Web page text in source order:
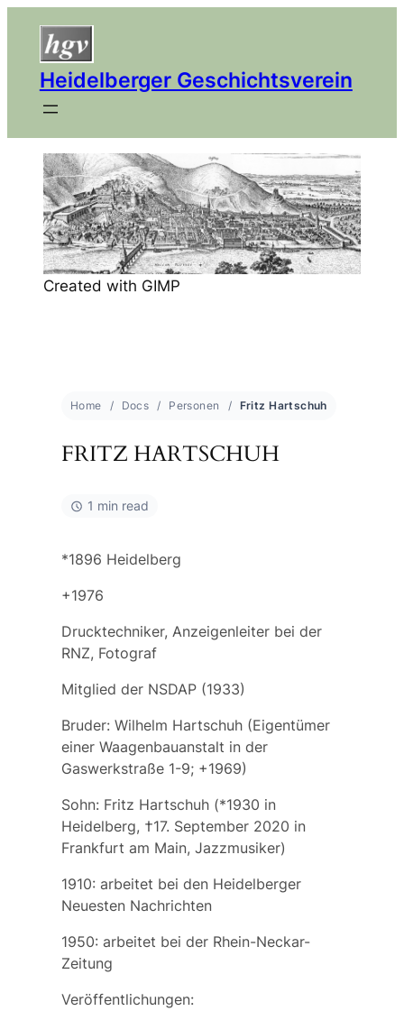
Heidelberger Geschichtsverein
Created with GIMP
Home Docs Personen Fritz Hartschuh
FRITZ HARTSCHUH
1 min read
*1896 Heidelberg
+1976
Drucktechniker, Anzeigenleiter bei der
RNZ, Fotograf
Mitglied der NSDAP (1933)
Bruder: Wilhelm Hartschuh(Eigentümer
einer Waagenbauanstalt in der
Gaswerkstraße 1-9; +1969)
Sohn: Fritz Hartschuh(*1930 in
Heidelberg, †17. September 2020 in
Frankfurt am Main, Jazzmusiker)
1910: arbeitet bei den Heidelberger
Neuesten Nachrichten
1950: arbeitet bei der Rhein-Neckar-
Zeitung
Veröffentlichungen: